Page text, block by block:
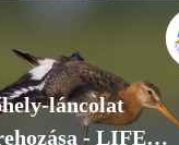
láncolat
- LIFE